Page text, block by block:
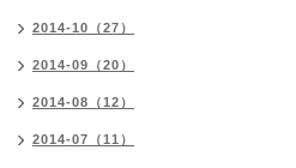
2014-10（27）
2014-09（20）
2014-08（12）
2014-07（11）